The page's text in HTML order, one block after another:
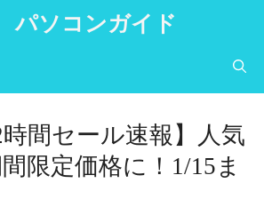
パソコンガイド
時間セール速報】人気
限定価格に！1/15ま